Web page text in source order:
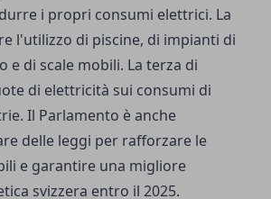
i propri consumi elettrici. La
l'utilizzo di piscine, di impianti di
e di scale mobili. La terza di
di elettricità sui consumi di
Il Parlamento è anche
delle leggi per rafforzare le
e garantire una migliore
svizzera entro il 2025.